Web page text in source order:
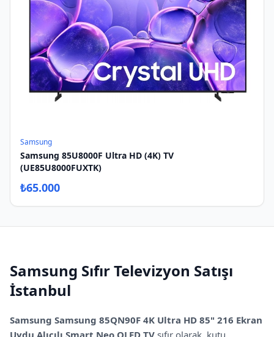
Samsung
Samsung 85U8000F Ultra HD (4K) TV
(UE85U8000FUXTK)
₺65.000
Samsung SıfırTelevizyon Satışı
İstanbul
Samsung Samsung 85QN90F 4K Ultra HD 85" 216 Ekran